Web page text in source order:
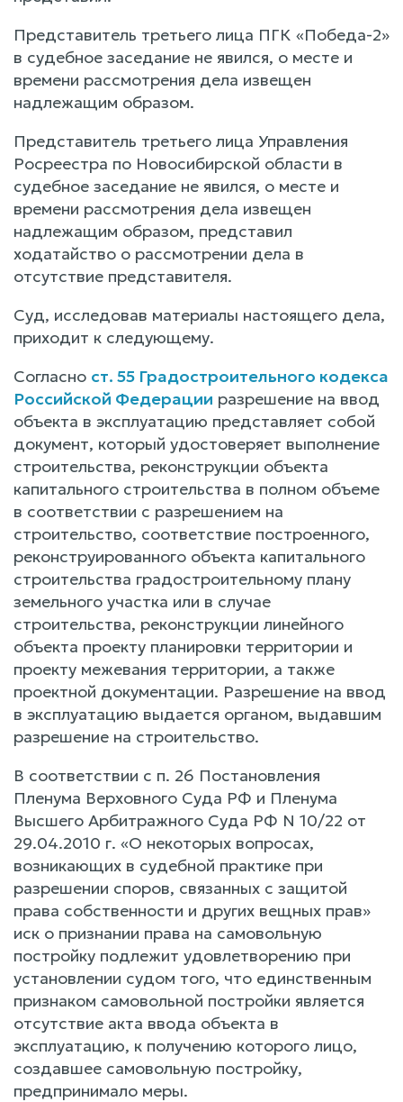
Представитель третьего лица ПГК «Победа-2»
в судебное заседание не явился, о месте и
времени рассмотрения дела извещен
надлежащим образом.
Представитель третьего лица Управления
Росреестра по Новосибирской области в
судебное заседание не явился, о месте и
времени рассмотрения дела извещен
надлежащим образом, представил
ходатайство о рассмотрении дела в
отсутствие представителя.
Суд, исследовав материалы настоящего дела,
приходит к следующему.
Согласно ст. 55 Градостроительного кодекса
Российской Федерации разрешение на ввод
объекта в эксплуатацию представляет собой
документ, который удостоверяет выполнение
строительства, реконструкции объекта
капитального строительства в полном объеме
в соответствии с разрешением на
строительство, соответствие построенного,
реконструированного объекта капитального
строительства градостроительному плану
земельного участка или в случае
строительства, реконструкции линейного
объекта проекту планировки территории и
проекту межевания территории, а также
проектной документации. Разрешение на ввод
в эксплуатацию выдается органом, выдавшим
разрешение на строительство.
В соответствии с п. 26 Постановления
Пленума Верховного Суда РФ и Пленума
Высшего Арбитражного Суда РФ N 10/22 от
29.04.2010 г. «О некоторых вопросах,
возникающих в судебной практике при
разрешении споров, связанных с защитой
права собственности и других вещных прав»
иск о признании права на самовольную
постройку подлежит удовлетворению при
установлении судом того, что единственным
признаком самовольной постройки является
отсутствие акта ввода объекта в
эксплуатацию, к получению которого лицо,
создавшее самовольную постройку,
предпринимало меры.